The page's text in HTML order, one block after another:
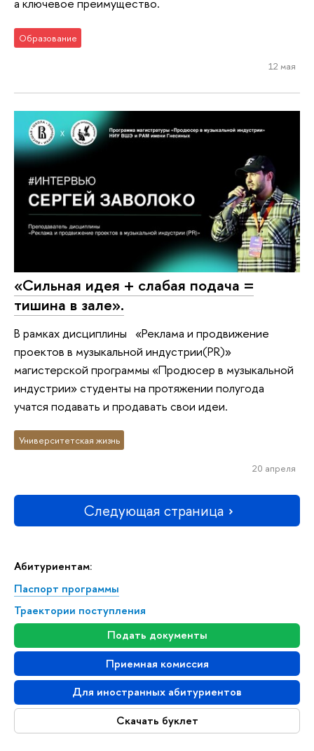
Абитуриентам:
Паспорт программы
Траектории поступления
Подать документы
Приемная комиссия
Для иностранных абитуриентов
Скачать буклет
а ключевое преимущество.
Образование
12 мая
«Сильная идея + слабая подача =
тишина в зале».
В рамках дисциплины «Реклама и продвижение
проектов в музыкальной индустрии(PR)»
магистерской программы «Продюсер в музыкальной
индустрии» студенты на протяжении полугода
учатся подавать и продавать свои идеи.
Университетская жизнь
20 апреля
Следующая страница